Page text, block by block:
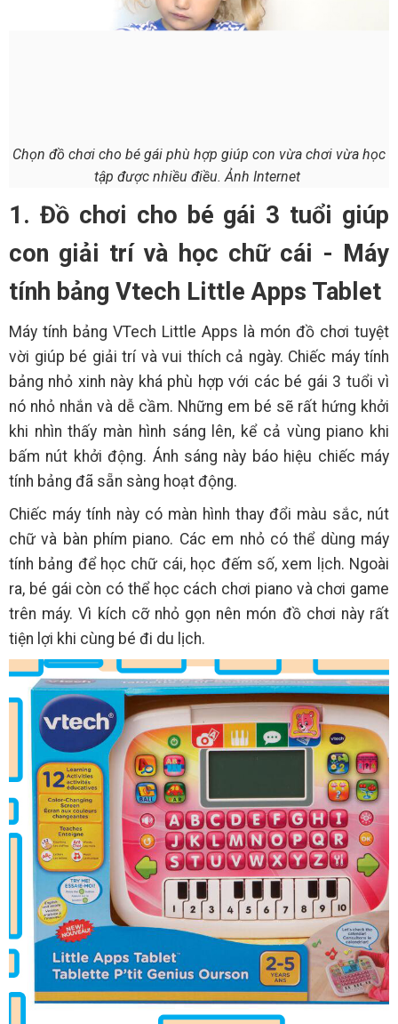
Chọn đồ chơi cho bé gái phù hợp giúp con vừa chơi vừa học
tập được nhiều điều. Ảnh Internet
1. Đồ chơi cho bé gái 3 tuổi giúp
con giải trí và học chữ cái - Máy
tính bảng Vtech Little Apps Tablet
Máy tính bảng VTech Little Apps là món đồ chơi tuyệt
vời giúp bé giải trí và vui thích cả ngày. Chiếc máy tính
bảng nhỏ xinh này khá phù hợp với các bé gái 3 tuổi vì
nó nhỏ nhắn và dễ cầm. Những em bé sẽ rất hứng khởi
khi nhìn thấy màn hình sáng lên, kể cả vùng piano khi
bấm nút khởi động. Ánh sáng này báo hiệu chiếc máy
tính bảng đã sẵn sàng hoạt động.
Chiếc máy tính này có màn hình thay đổi màu sắc, nút
chữ và bàn phím piano. Các em nhỏ có thể dùng máy
tính bảng để học chữ cái, học đếm số, xem lịch. Ngoài
ra, bé gái còn có thể học cách chơi piano và chơi game
trên máy. Vì kích cỡ nhỏ gọn nên món đồ chơi này rất
tiện lợi khi cùng bé đi du lịch.